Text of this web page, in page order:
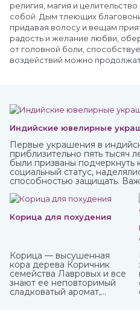
религия, магия и
собой. Дым тлеющих
придавая волосу и вещам
радость и желание любви,
от головной боли,
воздействий можно
Индийские ювелирные
Первые украшения в
приблизительно пять тысяч
были призваны подчеркнуть
социальный статус,
способностью защищать.
предназначались для
событий — взросление,
каждая вещь имеет свое
поколениях. Приобрести
украшения вы можете в
Корица для похудения
Корица — высушенная
кора дерева Коричник
семейства Лавровых и все
знают ее неповторимый
сладковатый аромат,